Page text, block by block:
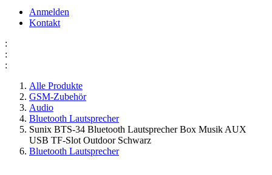
Anmelden
Kontakt
:
:
:
Alle Produkte
GSM-Zubehör
Audio
Bluetooth Lautsprecher
Sunix BTS-34 Bluetooth Lautsprecher Box Musik AUX
USB TF-Slot Outdoor Schwarz
Bluetooth Lautsprecher